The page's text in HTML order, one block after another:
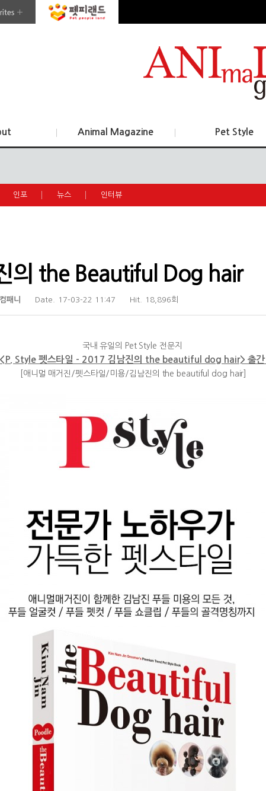
Animal Magazine Pet Style
인포 뉴스 인터뷰
의 the Beautiful Dog hair
패니 Date. 17-03-22 11:47 Hit. 18,896회
국내 유일의 Pet Style 전문지
<P. Style 펫스타일 - 2017 김남진의 the beautiful dog hair> 출간
[애니멀 매거진/펫스타일/미용/김남진의 the beautiful dog hair]